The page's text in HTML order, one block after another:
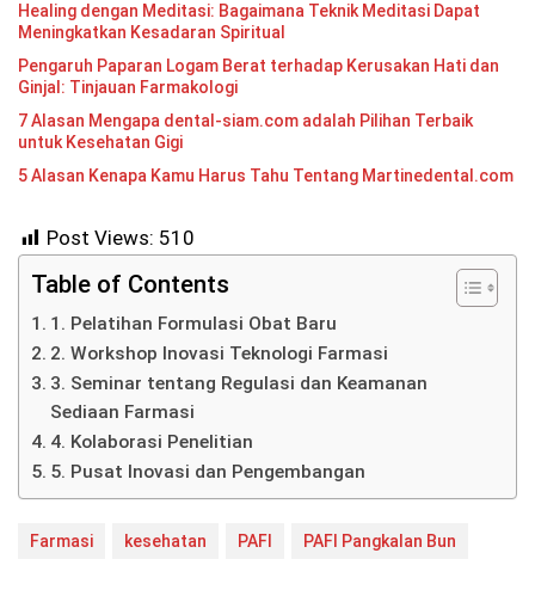
Healing dengan Meditasi: Bagaimana Teknik Meditasi Dapat
Meningkatkan Kesadaran Spiritual
Pengaruh Paparan Logam Berat terhadap Kerusakan Hati dan
Ginjal: Tinjauan Farmakologi
7 Alasan Mengapa dental-siam.com adalah Pilihan Terbaik
untuk Kesehatan Gigi
5 Alasan Kenapa Kamu Harus Tahu Tentang Martinedental.com
Post Views: 510
Table of Contents
1. Pelatihan Formulasi Obat Baru
2. Workshop Inovasi Teknologi Farmasi
3. Seminar tentang Regulasi dan Keamanan
Sediaan Farmasi
4. Kolaborasi Penelitian
5. Pusat Inovasi dan Pengembangan
Farmasi kesehatan PAFI PAFI Pangkalan Bun